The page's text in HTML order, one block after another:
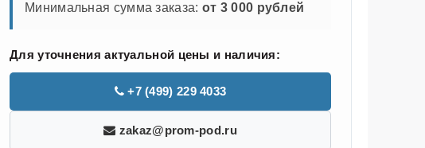
Минимальная сумма заказа: от 3 000 рублей
Для уточнения актуальной цены и наличия:
+7 (499) 229 4033
zakaz@prom-pod.ru